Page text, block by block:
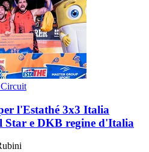
Circuit
l'Estathé 3x3 Italia
Star e DKB regine d'Italia